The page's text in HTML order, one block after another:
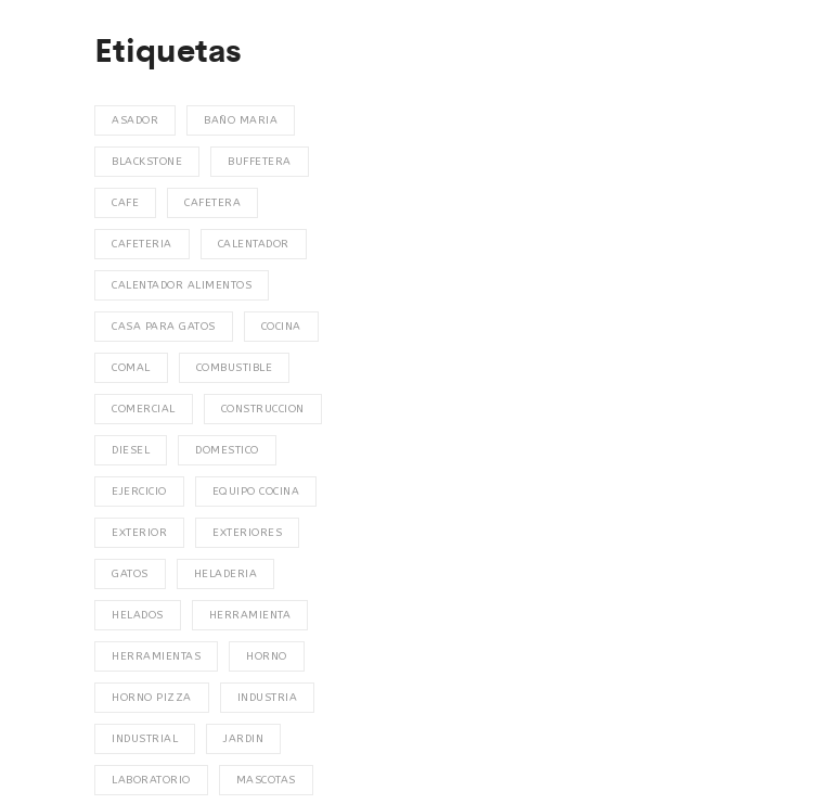
Etiquetas
ASADOR BAÑO MARIA
BLACKSTONE BUFFETERA
CAFE CAFETERA
CAFETERIA CALENTADOR
CALENTADOR ALIMENTOS
CASA PARA GATOS COCINA
COMAL COMBUSTIBLE
COMERCIAL CONSTRUCCION
DIESEL DOMESTICO
EJERCICIO EQUIPO COCINA
EXTERIOR EXTERIORES
GATOS HELADERIA
HELADOS HERRAMIENTA
HERRAMIENTAS HORNO
HORNO PIZZA INDUSTRIA
INDUSTRIAL JARDIN
LABORATORIO MASCOTAS